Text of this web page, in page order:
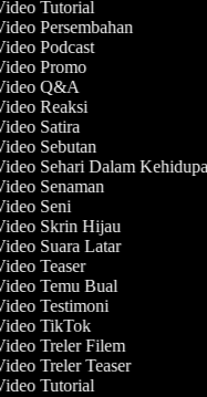
Tutorial
Persembahan
Podcast
Promo
Q&A
Reaksi
Satira
Sebutan
Sehari Dalam
Senaman
Seni
Skrin Hijau
Suara Latar
Teaser
Temu Bual
Testimoni
TikTok
Treler Filem
Treler Teaser
Tutorial